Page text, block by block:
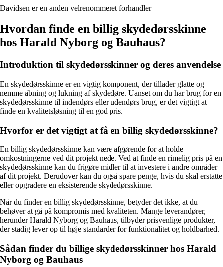
Davidsen er en anden velrenommeret forhandler
Hvordan finde en billig skydedørsskinne
hos Harald Nyborg og Bauhaus?
Introduktion til skydedørsskinner og deres anvendelse
En skydedørsskinne er en vigtig komponent, der tillader glatte og
nemme åbning og lukning af skydedøre. Uanset om du har brug for en
skydedørsskinne til indendørs eller udendørs brug, er det vigtigt at
finde en kvalitetsløsning til en god pris.
Hvorfor er det vigtigt at få en billig skydedørsskinne?
En billig skydedørsskinne kan være afgørende for at holde
omkostningerne ved dit projekt nede. Ved at finde en rimelig pris på en
skydedørsskinne kan du frigøre midler til at investere i andre områder
af dit projekt. Derudover kan du også spare penge, hvis du skal erstatte
eller opgradere en eksisterende skydedørsskinne.
Når du finder en billig skydedørsskinne, betyder det ikke, at du
behøver at gå på kompromis med kvaliteten. Mange leverandører,
herunder Harald Nyborg og Bauhaus, tilbyder prisvenlige produkter,
der stadig lever op til høje standarder for funktionalitet og holdbarhed.
Sådan finder du billige skydedørsskinner hos Harald
Nyborg og Bauhaus